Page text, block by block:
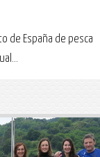
de España de pesca